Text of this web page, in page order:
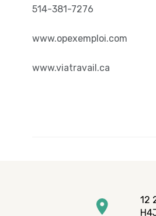
514-381-7276
www.opexemploi.com
www.viatravail.ca
12